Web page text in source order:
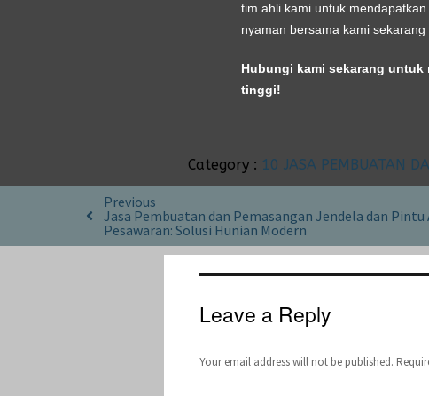
tim ahli kami untuk
nyaman bersama kami sekarang
Hubungi kami sekarang
tinggi!
Category : 10 JASA PEMBUATAN
Previous
Jasa Pembuatan dan Pemasangan Jendela dan
Pesawaran: Solusi Hunian Modern
Leave a Reply
Your email address will not be published.